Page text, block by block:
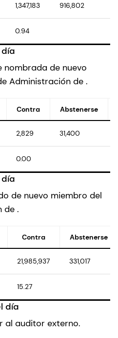
1,347,183 916,802
0.94
de nuevo
Administración de .
Contra Abstenerse
2,829 31,400
0.00
de nuevo miembro del
de .
Contra Abstenerse
21,985,937 331,017
15.27
día
al auditor externo.